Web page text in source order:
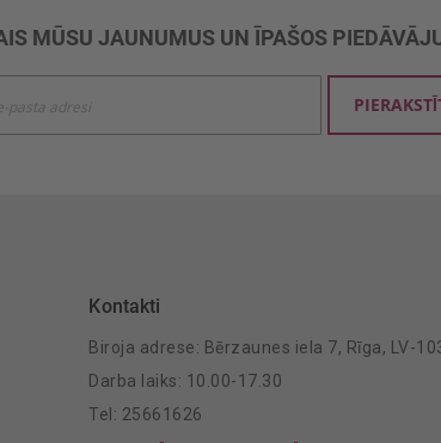
MŪSU JAUNUMUS UN ĪPAŠOS
Kontakti
Biroja adrese: Bērzaunes iela 7, Rīga, LV-
Darba laiks: 10.00-17.30
Tel: 25661626